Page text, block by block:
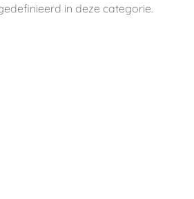
in deze categorie.